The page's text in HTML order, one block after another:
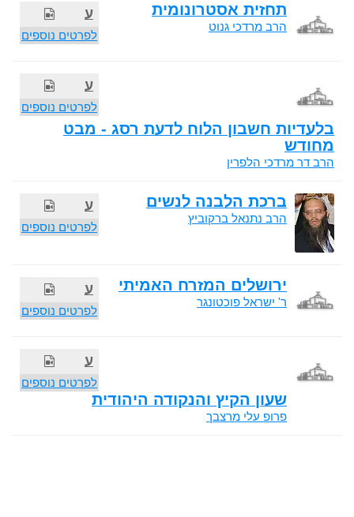
ע
לפרטים נוספים
תחזית אסטרונומית
הרב מרדכי גנוט
ע
לפרטים נוספים
בלעדיות חשבון הלוח לדעת רסג - מבט
מחודש
הרב דר מרדכי הלפרין
ע
לפרטים נוספים
ברכת הלבנה לנשים
הרב נתנאל ברקוביץ
ע
לפרטים נוספים
ירושלים המזרח האמיתי
ר' ישראל פוכטונגר
ע
לפרטים נוספים
שעון הקיץ והנקודה היהודית
פרופ עלי מרצבך